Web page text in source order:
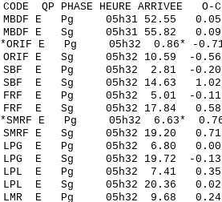
CODE QP PHASE HEURE
MBDF E Pg 05h31 52.55
MBDF E Sg 05h31
*ORIF E Pg 05h32 0.86* -
ORIF E Sg 05h32 10.59 -
SBF E Pg 05h32 2.81 -0.20
SBF E Sg 05h32 14.63
FRF E Pg 05h32 5.01 -0.11
FRF E Sg 05h32 17.84
*SMRF E Pg 05h32 6.63* 0.76
SMRF E Sg 05h32 19.20
LPG E Pg 05h32 6.80
LPG E Sg 05h32 19.72 -
LPL E Pg 05h32 7.41
LPL E Sg 05h32 20.36
LMR E Pg 05h32 9.68 0.24